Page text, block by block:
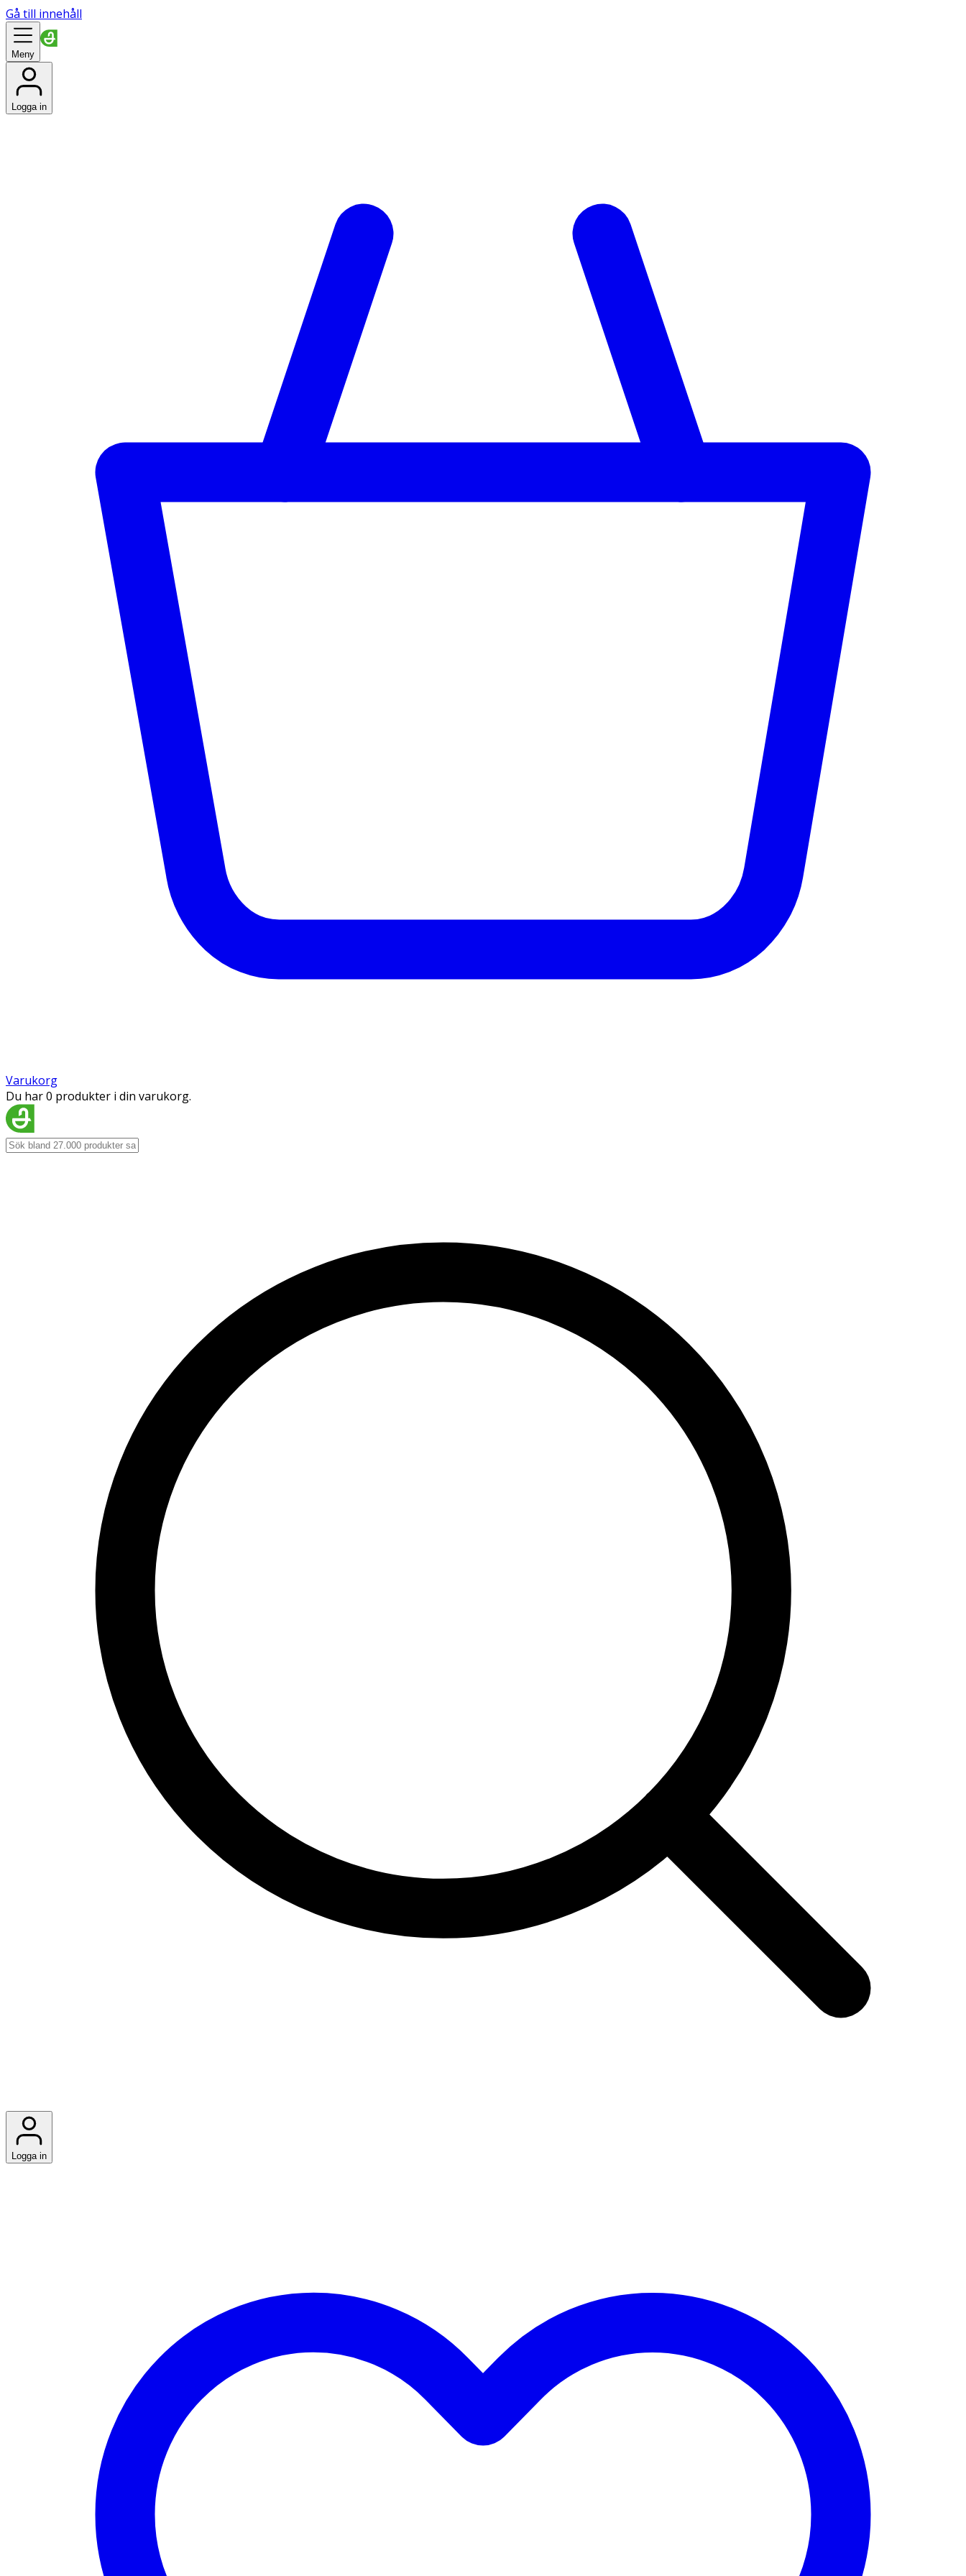
Gå till innehåll
Meny
Logga in
Varukorg
Du har 0 produkter i din varukorg.
Logga in